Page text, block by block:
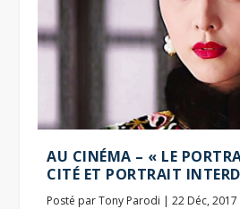
AU CINÉMA – « LE
CITÉ ET PORTRAIT
Posté parTony Parodi |22 Déc, 2017